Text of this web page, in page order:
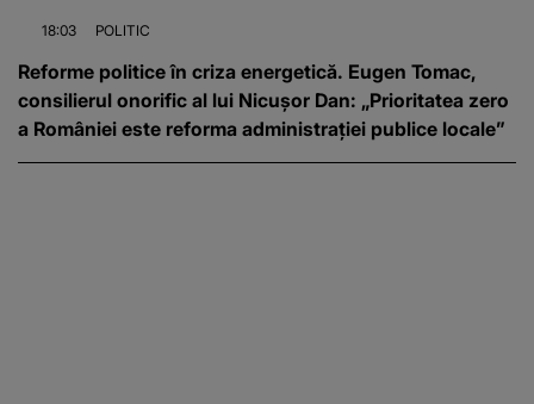
18:03 POLITIC
Reforme politice în criza energetică. Eugen Tomac,
consilierul onorific al lui Nicușor Dan: „Prioritatea zero
a României este reforma administrației publice locale”